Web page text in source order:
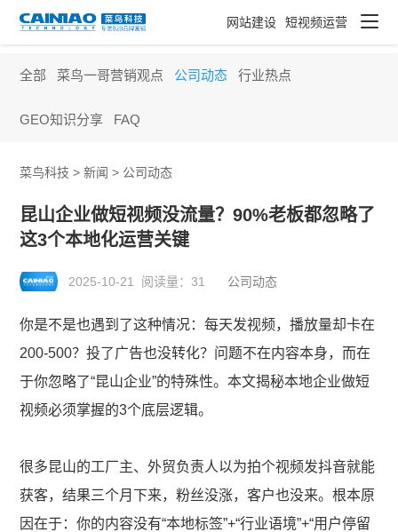
网站建设 短视频运营
全部 菜鸟一哥营销观点 公司动态 行业热点
GEO知识分享 FAQ
菜鸟科技 >新闻 > 公司动态
昆山企业做短视频没流量？90%老板都忽略了
这3个本地化运营关键
2025-10-21 阅读量： 31 公司动态
你是不是也遇到了这种情况：每天发视频，播放量却卡在
200-500？投了广告也没转化？问题不在内容本身，而在
于你忽略了“昆山企业”的特殊性。本文揭秘本地企业做短
视频必须掌握的3个底层逻辑。
很多昆山的工厂主、外贸负责人以为拍个视频发抖音就能
获客，结果三个月下来，粉丝没涨，客户也没来。根本原
因在于：你的内容没有“本地标签”+“行业语境”+“用户停留